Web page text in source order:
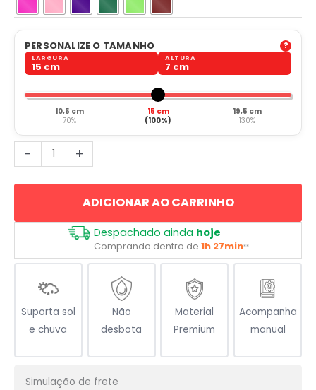
PERSONALIZE O TAMANHO
LARGURA
15 cm
ALTURA
7 cm
10,5 cm
70%
15 cm
(100%)
19,5 cm
130%
-
Proteção
Kanji
Japonês
+
ADICIONAR AO CARRINHO
Despachado ainda hoje
Comprando dentro de 1h 27min**
Suporta sol
e chuva
Não
desbota
Material
Premium
Acompanha
manual
Simulação de frete